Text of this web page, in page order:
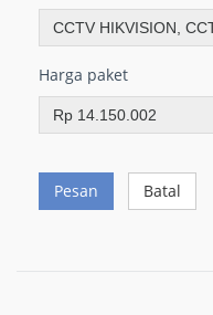
Harga paket
Pesan Batal